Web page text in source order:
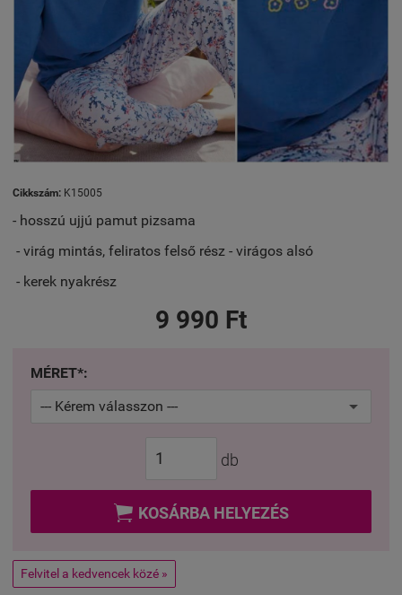
Cikkszám: K15005
- hosszú ujjú pamut pizsama
- virág mintás, feliratos felső rész - virágos alsó
- kerek nyakrész
9 990 Ft
MÉRET*:
db
 KOSÁRBA HELYEZÉS
Felvitel a kedvencek közé »